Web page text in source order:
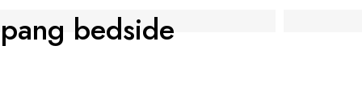
bedside